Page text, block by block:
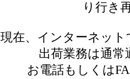
り行き
現在、インターネッ
出荷業務は通
お電話もしくは